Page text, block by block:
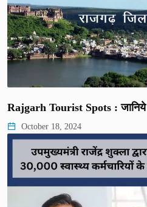
Rajgarh Tourist Spots :
October 18, 2024